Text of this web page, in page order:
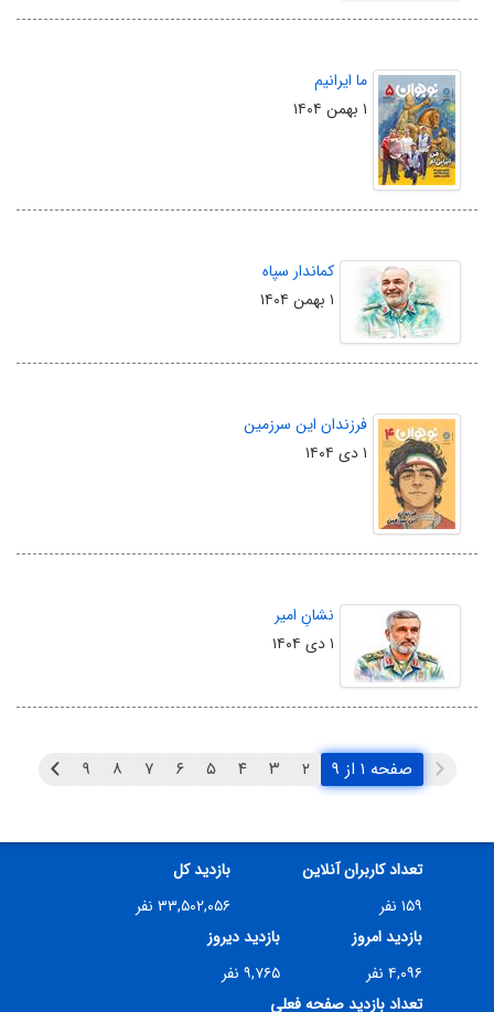
ما ایرانیم
۱ بهمن ۱۴۰۴
کماندار سپاه
۱ بهمن ۱۴۰۴
فرزندان این سرزمین
۱ دی ۱۴۰۴
نشانِ امیر
۱ دی ۱۴۰۴
صفحه ۱ از ۹ ۲ ۳ ۴ ۵ ۶ ۷ ۸ ۹
تعداد کاربران آنلاین
۱۵۹ نفر
بازدید کل
۳۳,۵۰۲,۰۵۶ نفر
بازدید امروز
۴,۰۹۶ نفر
بازدید دیروز
۹,۷۶۵ نفر
تعداد بازدید صفحه فعلی